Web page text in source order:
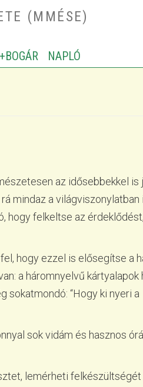
(MMÉSE)
NAPLÓ
az idősebbekkel is
mindaz a világviszonylatban
hogy felkeltse az
hogy ezzel is elősegítse a
a háromnyelvű kártyalapok
sokatmondó: “Hogy ki nyeri a
sok vidám és hasznos
lemérheti